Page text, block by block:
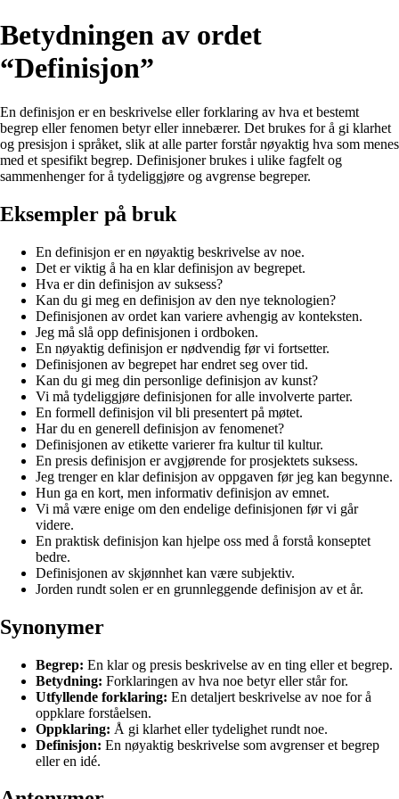
Betydningen av ordet
“Definisjon”
En definisjon er en beskrivelse eller forklaring av hva et bestemt
begrep eller fenomen betyr eller innebærer. Det brukes for å gi klarhet
og presisjon i språket, slik at alle parter forstår nøyaktig hva som menes
med et spesifikt begrep. Definisjoner brukes i ulike fagfelt og
sammenhenger for å tydeliggjøre og avgrense begreper.
Eksempler på bruk
En definisjon er en nøyaktig beskrivelse av noe.
Det er viktig å ha en klar definisjon av begrepet.
Hva er din definisjon av suksess?
Kan du gi meg en definisjon av den nye teknologien?
Definisjonen av ordet kan variere avhengig av konteksten.
Jeg må slå opp definisjonen i ordboken.
En nøyaktig definisjon er nødvendig før vi fortsetter.
Definisjonen av begrepet har endret seg over tid.
Kan du gi meg din personlige definisjon av kunst?
Vi må tydeliggjøre definisjonen for alle involverte parter.
En formell definisjon vil bli presentert på møtet.
Har du en generell definisjon av fenomenet?
Definisjonen av etikette varierer fra kultur til kultur.
En presis definisjon er avgjørende for prosjektets suksess.
Jeg trenger en klar definisjon av oppgaven før jeg kan begynne.
Hun ga en kort, men informativ definisjon av emnet.
Vi må være enige om den endelige definisjonen før vi går
videre.
En praktisk definisjon kan hjelpe oss med å forstå konseptet
bedre.
Definisjonen av skjønnhet kan være subjektiv.
Jorden rundt solen er en grunnleggende definisjon av et år.
Synonymer
Begrep: En klar og presis beskrivelse av en ting eller et begrep.
Betydning: Forklaringen av hva noe betyr eller står for.
Utfyllende forklaring: En detaljert beskrivelse av noe for å
oppklare forståelsen.
Oppklaring: Å gi klarhet eller tydelighet rundt noe.
Definisjon: En nøyaktig beskrivelse som avgrenser et begrep
eller en idé.